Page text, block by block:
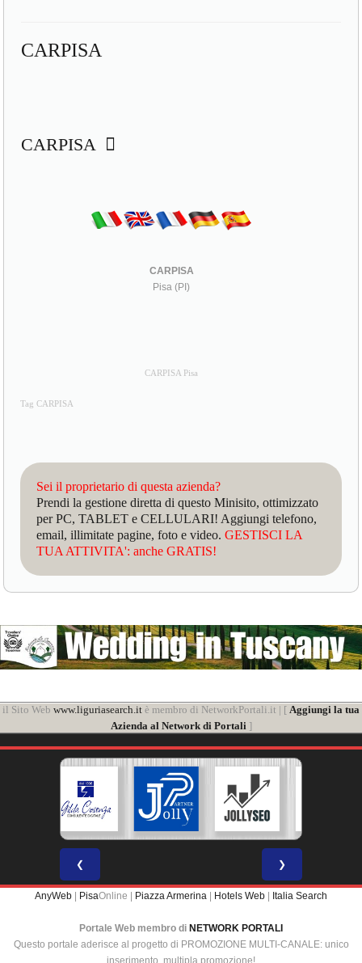
CARPISA
CARPISA
CARPISA
Pisa (PI)
CARPISA Pisa
Tag CARPISA
Sei il proprietario di questa azienda?
Prendi la gestione diretta di questo Minisito, ottimizzato
per PC, TABLET e CELLULARI! Aggiungi telefono,
email, illimitate pagine, foto e video.GESTISCI LA
TUA ATTIVITA': anche GRATIS!
il Sito Web www.liguriasearch.it è membro di NetworkPortali.it | [ Aggiungi la tua
Azienda al Network di Portali]
❮ ❯
AnyWeb PisaOnline | Piazza Armerina Hotels Web Italia Search
Portale Web membro di NETWORK PORTALI
Questo portale aderisce al progetto di PROMOZIONE MULTI-CANALE: unico
inserimento, multipla promozione!